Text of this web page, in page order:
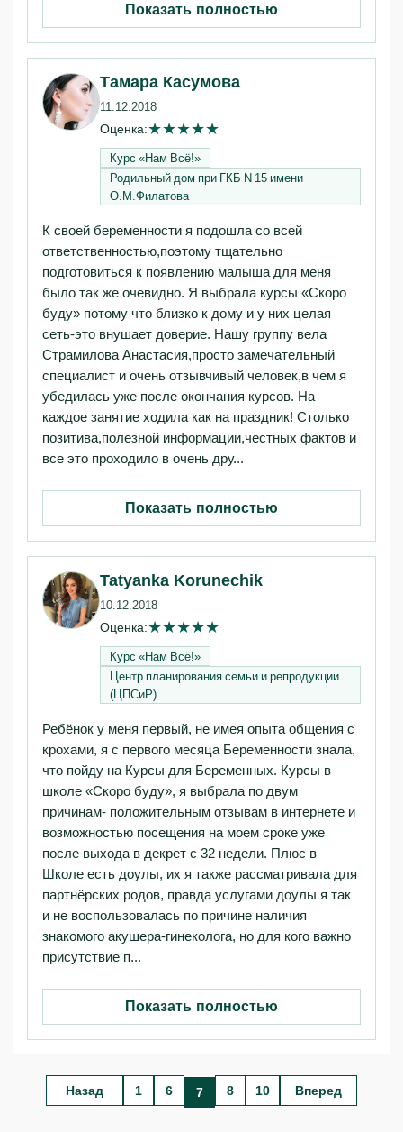
Показать полностью
Тамара Касумова
11.12.2018
Оценка:★★★★★
Курс «Нам Всё!»‎
Родильный дом при ГКБ N 15 имени
О.М.Филатова
К своей беременности я подошла со всей
ответственностью,поэтому тщательно
подготовиться к появлению малыша для меня
было так же очевидно. Я выбрала курсы «Скоро
буду» потому что близко к дому и у них целая
сеть-это внушает доверие. Нашу группу вела
Страмилова Анастасия,просто замечательный
специалист и очень отзывчивый человек,в чем я
убедилась уже после окончания курсов. На
каждое занятие ходила как на праздник! Столько
позитива,полезной информации,честных фактов и
все это проходило в очень дру...
Показать полностью
Tatyanka Korunechik
10.12.2018
Оценка:★★★★★
Курс «Нам Всё!»‎
Центр планирования семьи и репродукции
(ЦПСиР)
Ребёнок у меня первый, не имея опыта общения с
крохами, я с первого месяца Беременности знала,
что пойду на Курсы для Беременных. Курсы в
школе «Скоро буду», я выбрала по двум
причинам- положительным отзывам в интернете и
возможностью посещения на моем сроке уже
после выхода в декрет с 32 недели. Плюс в
Школе есть доулы, их я также рассматривала для
партнёрских родов, правда услугами доулы я так
и не воспользовалась по причине наличия
знакомого акушера-гинеколога, но для кого важно
присутствие п...
Показать полностью
Назад 1 6 7 8 10 Вперед